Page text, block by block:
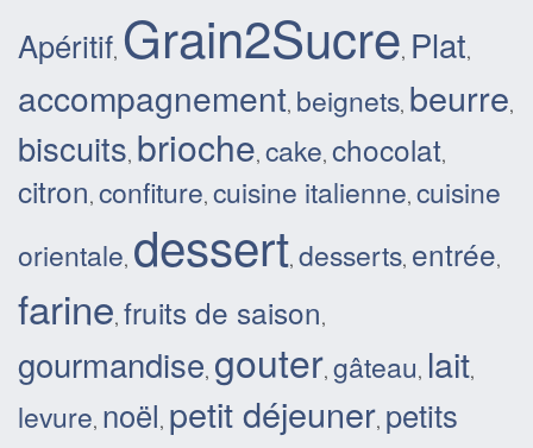
Apéritif, Grain2Sucre, Plat,
accompagnement, beignets, beurre,
biscuits, brioche, cake, chocolat,
citron, confiture, cuisine italienne, cuisine
orientale, dessert, desserts, entrée,
farine, fruits de saison,
gourmandise, gouter, gâteau, lait,
levure, noël, petit déjeuner, petits